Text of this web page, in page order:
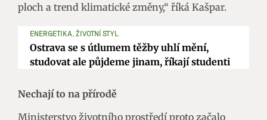
ploch a trend klimatické změny,“ říká Kašpar.
ENERGETIKA, ŽIVOTNÍ STYL
Ostrava se s útlumem těžby uhlí mění,
studovat ale půjdeme jinam, říkají studenti
Nechají to na přírodě
Ministerstvo životního prostředí proto začalo